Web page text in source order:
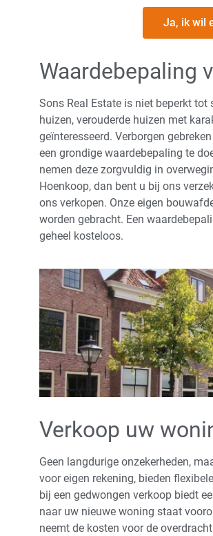
Ja, ik wil
Waardebepaling
Sons Real Estate is niet beperkt
huizen, verouderde huizen met
geïnteresseerd. Verborgen
een grondige waardebepaling te
nemen deze zorgvuldig in
Hoenkoop, dan bent u bij ons
ons verkopen. Onze eigen
worden gebracht. Een
geheel kosteloos.
Verkoop uw
Geen langdurige onzekerheden,
voor eigen rekening, bieden
bij een gedwongen verkoop biedt
naar uw nieuwe woning staat
neemt de kosten voor de